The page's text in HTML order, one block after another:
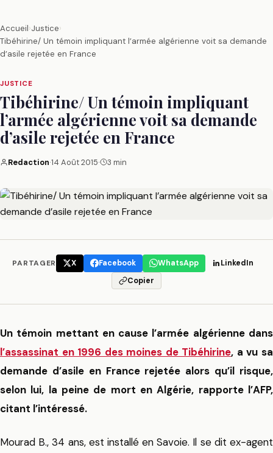
Accueil›Justice›
Tibéhirine/ Un témoin impliquant l’armée algérienne voit sa demande
d’asile rejetée en France
JUSTICE
Tibéhirine/ Un témoin impliquant
l’armée algérienne voit sa demande
d’asile rejetée en France
Redaction·14 Août 2015· 3 min
PARTAGER X Facebook WhatsApp
LinkedIn
Copier
Un témoin mettant en cause l’armée algérienne dans
l’assassinat en 1996 des moines de Tibéhirine, a vu sa
demande d’asile en France rejetée alors qu’il risque,
selon lui, la peine de mort en Algérie, rapporte l’AFP,
citant l’intéressé.
Mourad B., 34 ans, est installé en Savoie. Il se dit ex-agent